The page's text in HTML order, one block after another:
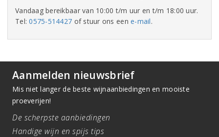
Vandaag bereikbaar van 10:00 t/m uur en t/m 18:00 uur.
Tel:0575-514427 of stuur ons eene-mail.
Aanmelden nieuwsbrief
Mis niet langer de beste wijnaanbiedingen en mooiste
proeverijen!
De scherpste aanbiedingen
Handige wijn en spijs tips